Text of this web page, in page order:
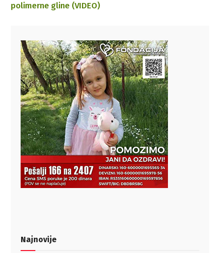
polimerne gline (VIDEO)
Najnovije